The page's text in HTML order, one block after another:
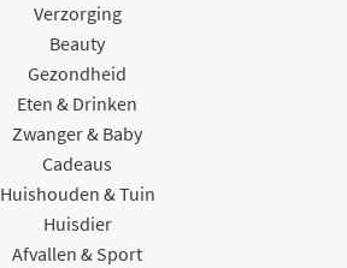
Verzorging
Beauty
Gezondheid
Eten & Drinken
Zwanger & Baby
Cadeaus
Huishouden & Tuin
Huisdier
Afvallen & Sport